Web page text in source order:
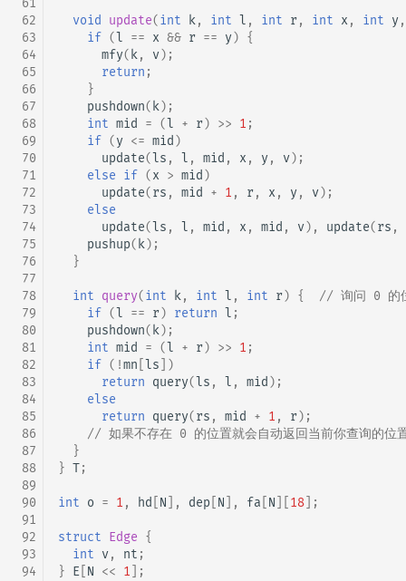
61
62
63
64
65
66
67
68
69
70
71
72
73
74
75
76
77
78
79
80
81
82
83
84
85
86
87
88
89
90
91
92
93
94
void update(int k, int l , int r, int x, int y,
if (l == x && r == y) {
mfy(k, v);
return ;
}
pushdown(k);
int mid = (l + r) >> 1 ;
if (y <= mid)
update(ls , l , mid , x, y, v);
else if (x > mid)
update(rs , mid + 1 , r, x, y, v);
else
update(ls , l , mid , x, mid , v), update(rs ,
pushup(k);
}
int query(int k, int l , int r) {
// 询问 0 的
if (l == r) return l ;
pushdown(k);
int mid = (l + r) >> 1 ;
if ( !mn ls ])
return query(ls , l , mid);
else
return query(rs , mid + 1 , r);
// 如果不存在 0 的位置就会自动返回当前你查询的位
}
} T;
int o = 1 , hd N ], dep N ], fa N 18 ];
struct Edge {
int v, nt ;
} E N << 1 ];